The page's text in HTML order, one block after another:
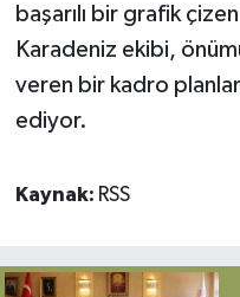
başarılı bir grafik
Karadeniz ekibi,
veren bir kadro
ediyor.
Kaynak: RSS